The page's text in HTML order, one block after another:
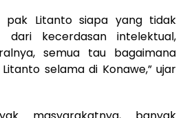
pak Litanto siapa yang tidak
dari kecerdasan intelektual,
semua tau bagaimana
selama di Konawe,” ujar